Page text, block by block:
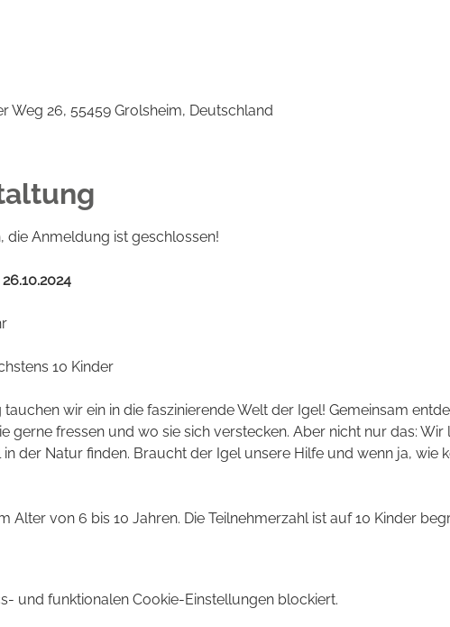
Weg 26, 55459 Grolsheim, Deutschland
die Anmeldung ist geschlossen!
10 Kinder
wir ein in die faszinierende Welt der Igel! Gemeinsam
gerne fressen und wo sie sich verstecken. Aber nicht nur das: Wir
der Natur finden. Braucht der Igel unsere Hilfe und wenn ja, wie
Alter von 6 bis 10 Jahren. Die Teilnehmerzahl ist auf 10 Kinder
und funktionalen Cookie-Einstellungen blockiert.